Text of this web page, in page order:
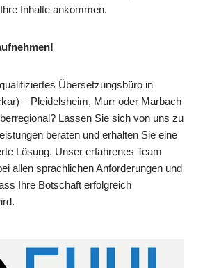
Inhalte ankommen.
Übersetzungsbüro in
– Pleidelsheim, Murr oder Marbach
Lassen Sie sich von uns zu
beraten und erhalten Sie eine
Lösung. Unser erfahrenes Team
allen sprachlichen Anforderungen und
Ihre Botschaft erfolgreich